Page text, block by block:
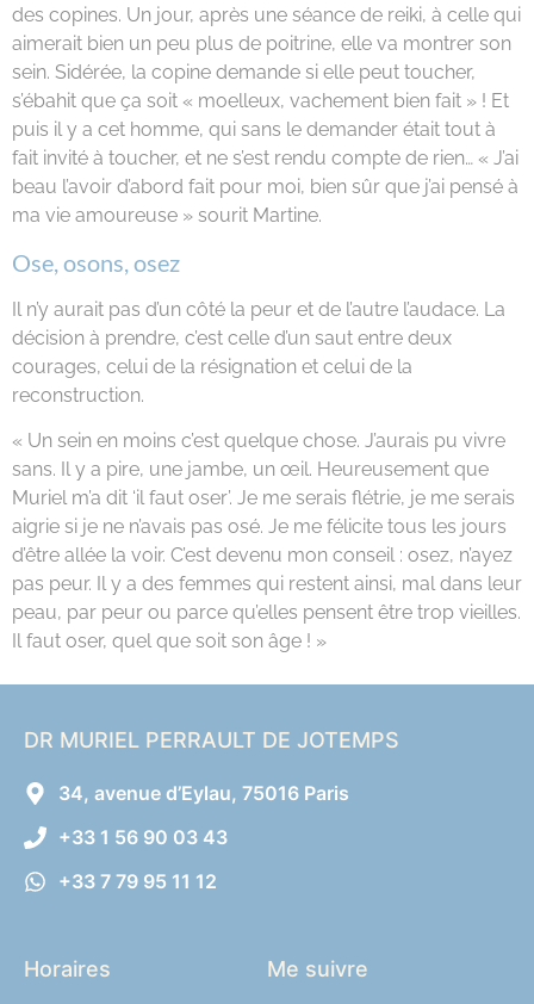
des copines. Un jour, après une séance de reiki, à celle qui
aimerait bien un peu plus de poitrine, elle va montrer son
sein. Sidérée, la copine demande si elle peut toucher,
s’ébahit que ça soit « moelleux, vachement bien fait » ! Et
puis il y a cet homme, qui sans le demander était tout à
fait invité à toucher, et ne s’est rendu compte de rien… « J’ai
beau l’avoir d’abord fait pour moi, bien sûr que j’ai pensé à
ma vie amoureuse » sourit Martine.
Ose, osons, osez
Il n’y aurait pas d’un côté la peur et de l’autre l’audace. La
décision à prendre, c’est celle d’un saut entre deux
courages, celui de la résignation et celui de la
reconstruction.
« Un sein en moins c’est quelque chose. J’aurais pu vivre
sans. Il y a pire, une jambe, un œil. Heureusement que
Muriel m’a dit ‘il faut oser’. Je me serais flétrie, je me serais
aigrie si je ne n’avais pas osé. Je me félicite tous les jours
d’être allée la voir. C’est devenu mon conseil : osez, n’ayez
pas peur. Il y a des femmes qui restent ainsi, mal dans leur
peau, par peur ou parce qu’elles pensent être trop vieilles.
Il faut oser, quel que soit son âge ! »
DR MURIEL PERRAULT DE JOTEMPS
34, avenue d’Eylau, 75016 Paris
+33 1 56 90 03 43
+33 7 79 95 11 12
Horaires Me suivre